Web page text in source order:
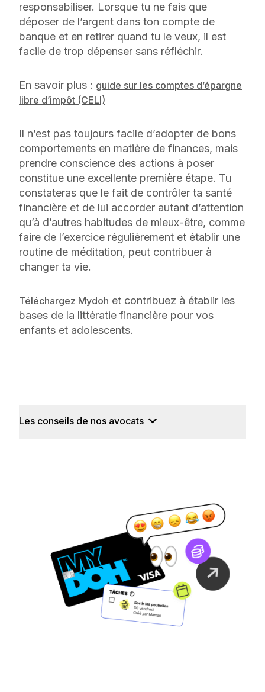
responsabiliser. Lorsque tu ne fais que
déposer de l’argent dans ton compte de
banque et en retirer quand tu le veux, il est
facile de trop dépenser sans réfléchir.
En savoir plus : guide sur les comptes d’épargne
libre d’impôt (CELI)
Il n’est pas toujours facile d’adopter de bons
comportements en matière de finances, mais
prendre conscience des actions à poser
constitue une excellente première étape. Tu
constateras que le fait de contrôler ta santé
financière et de lui accorder autant d’attention
qu’à d’autres habitudes de mieux-être, comme
faire de l’exercice régulièrement et établir une
routine de méditation, peut contribuer à
changer ta vie.
Téléchargez Mydoh et contribuez à établir les
bases de la littératie financière pour vos
enfants et adolescents.
Les conseils de nos avocats